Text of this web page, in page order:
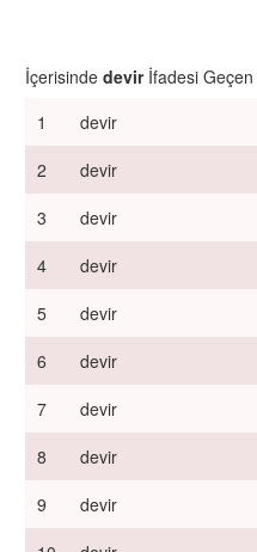
İçerisinde devir İfadesi
1
devir
2
devir
3
devir
4
devir
5
devir
6
devir
7
devir
8
devir
9
devir